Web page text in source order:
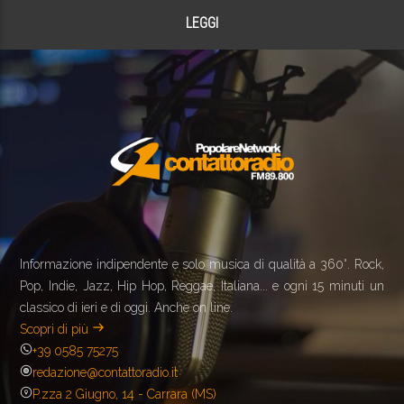
LEGGI
Informazione indipendente e solo musica di qualità a 360°. Rock,
Pop, Indie, Jazz, Hip Hop, Reggae, Italiana... e ogni 15 minuti un
classico di ieri e di oggi. Anche on line.
Scopri di più
+39 0585 75275
redazione@contattoradio.it
P.zza 2 Giugno, 14 - Carrara (MS)